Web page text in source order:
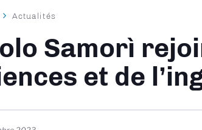
Actualités
Samorì
et de